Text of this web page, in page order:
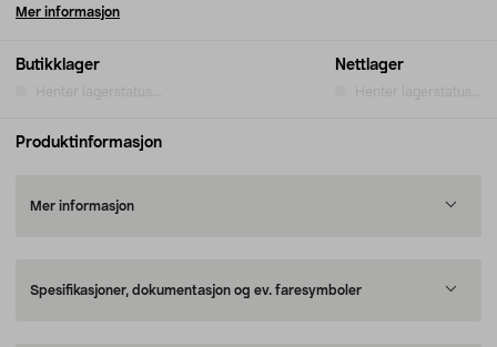
Butikklager
Henter lagerstatus...
Nettlager
Henter lagerstatus...
Mer informasjon
Produktinformasjon
Mer informasjon
Spesifikasjoner, dokumentasjon og ev. faresymboler